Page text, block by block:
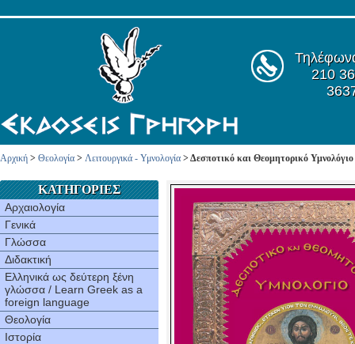
210
Αρχική > Θεολογία > Λειτουργικά - Υμνολογία > Δεσποτικό και Θεομητορικό Υμνολόγιο
ΚΑΤΗΓΟΡΙΕΣ
Αρχαιολογία
Γενικά
Γλώσσα
Διδακτική
Ελληνικά ως δεύτερη ξένη
γλώσσα / Learn Greek as a
foreign language
Θεολογία
Ιστορία